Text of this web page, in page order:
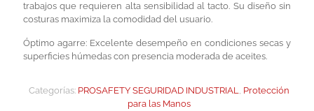
trabajos que requieren alta sensibilidad al tacto. Su diseño sin
costuras maximiza la comodidad del usuario.
Óptimo agarre: Excelente desempeño en condiciones secas y
superficies húmedas con presencia moderada de aceites.
Categorías: PROSAFETY SEGURIDAD INDUSTRIAL, Protección
para las Manos